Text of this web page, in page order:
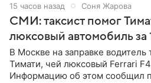
15 часов назад Соня Жарова
СМИ: таксист помог
люксовый автомобиль за
В Москве на заправке водитель
Тимати, чей люксовый Ferrari
Информацию об этом сообщил